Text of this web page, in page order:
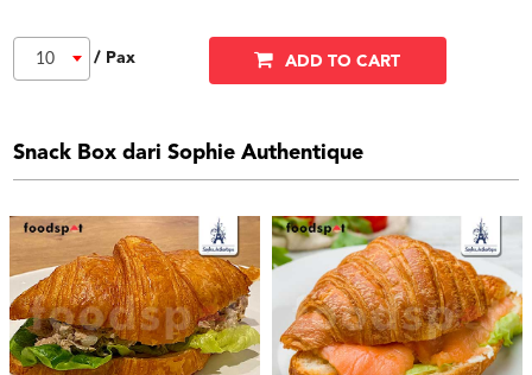
10 / Pax ADD TO CART
Snack Box dari Sophie Authentique